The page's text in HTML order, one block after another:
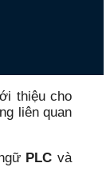
thiệu cho
liên quan
PLC và